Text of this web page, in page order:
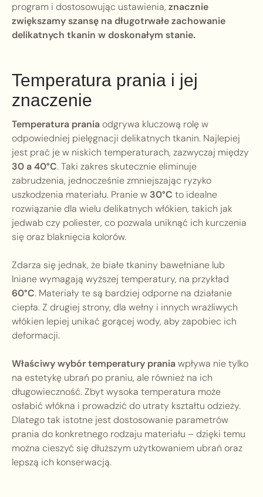
program i dostosowując ustawienia, znacznie
zwiększamy szansę na długotrwałe zachowanie
delikatnych tkanin w doskonałym stanie.
Temperatura prania i jej
znaczenie
Temperatura praniaodgrywa kluczową rolę w
odpowiedniej pielęgnacji delikatnych tkanin. Najlepiej
jest prać je w niskich temperaturach, zazwyczaj między
30 a 40°C. Taki zakres skutecznie eliminuje
zabrudzenia, jednocześnie zmniejszając ryzyko
uszkodzenia materiału. Pranie w 30°C to idealne
rozwiązanie dla wielu delikatnych włókien, takich jak
jedwab czy poliester, co pozwala uniknąć ich kurczenia
się oraz blaknięcia kolorów.
Zdarza się jednak, że białe tkaniny bawełniane lub
lniane wymagają wyższej temperatury, na przykład
60°C. Materiały te są bardziej odporne na działanie
ciepła. Z drugiej strony, dla wełny i innych wrażliwych
włókien lepiej unikać gorącej wody, aby zapobiec ich
deformacji.
Właściwy wybór temperatury praniawpływa nie tylko
na estetykę ubrań po praniu, ale również na ich
długowieczność. Zbyt wysoka temperatura może
osłabić włókna i prowadzić do utraty kształtu odzieży.
Dlatego tak istotne jest dostosowanie parametrów
prania do konkretnego rodzaju materiału – dzięki temu
można cieszyć się dłuższym użytkowaniem ubrań oraz
lepszą ich konserwacją.